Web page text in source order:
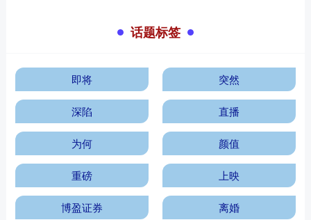
话题标签
即将 突然
深陷 直播
为何 颜值
重磅 上映
博盈证券 离婚